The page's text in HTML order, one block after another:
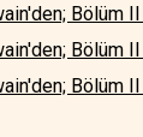
Bölüm II
Bölüm
Bölüm